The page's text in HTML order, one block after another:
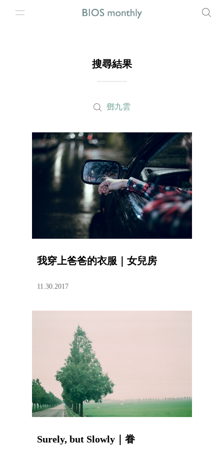
搜尋結果
鄧九雲
我穿上爸爸的衣服｜女兒房
11.30.2017
Surely, but Slowly｜眷